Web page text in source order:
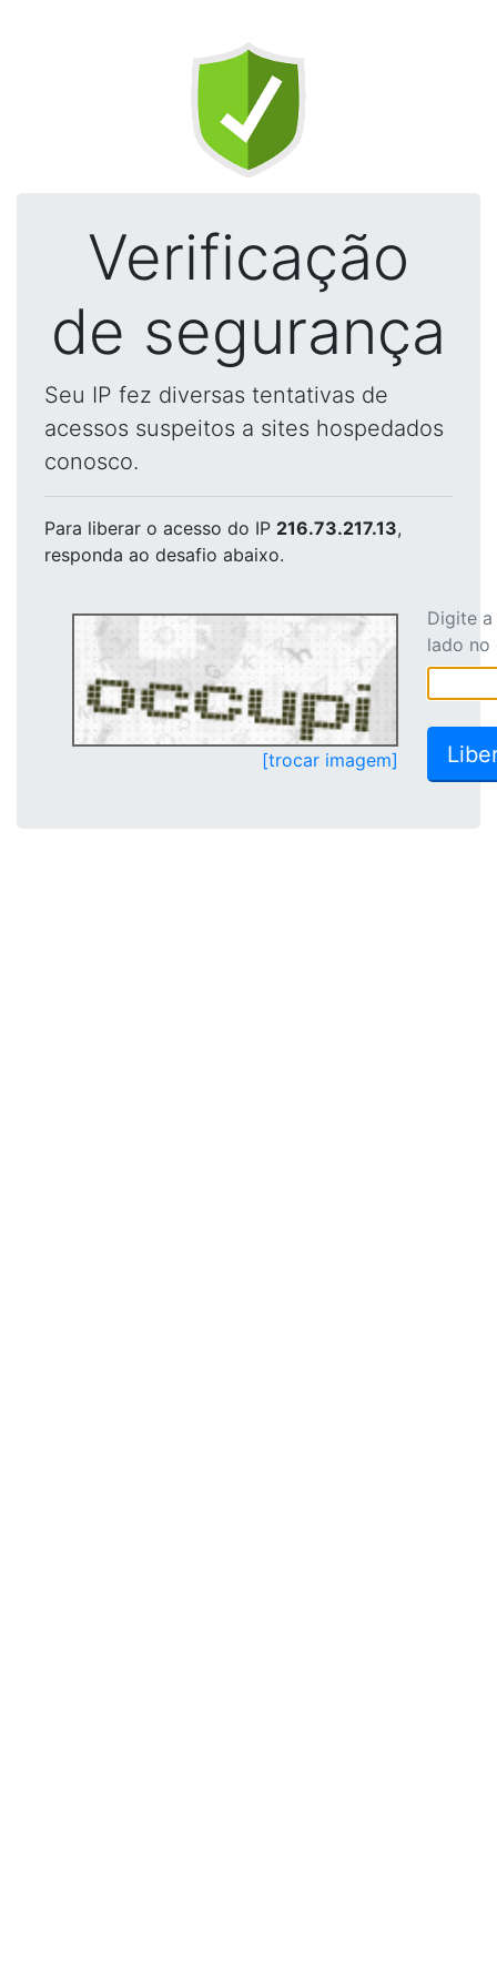
Verificação
de segurança
Seu IP fez diversas tentativas de
acessos suspeitos a sites hospedados
conosco.
Para liberar o acesso do IP 216.73.217.13,
responda ao desafio abaixo.
[trocar imagem]
Digite
lado no